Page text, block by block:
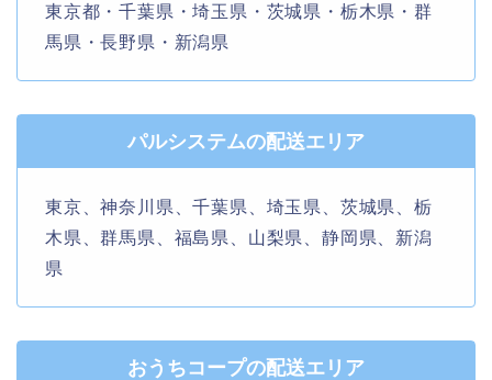
東京都・千葉県・埼玉県・茨城県・栃木県・群
馬県・長野県・新潟県
パルシステムの配送エリア
東京、神奈川県、千葉県、埼玉県、茨城県、栃
木県、群馬県、福島県、山梨県、静岡県、新潟
県
おうちコープの配送エリア